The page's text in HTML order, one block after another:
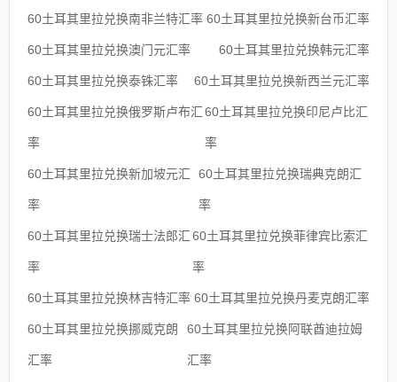
60土耳其里拉兑换南非兰特汇率 60土耳其里拉兑换新台币汇率
60土耳其里拉兑换澳门元汇率 60土耳其里拉兑换韩元汇率
60土耳其里拉兑换泰铢汇率 60土耳其里拉兑换新西兰元汇率
60土耳其里拉兑换俄罗斯卢布汇
率
60土耳其里拉兑换印尼卢比汇
率
60土耳其里拉兑换新加坡元汇
率
60土耳其里拉兑换瑞典克朗汇
率
60土耳其里拉兑换瑞士法郎汇
率
60土耳其里拉兑换菲律宾比索汇
率
60土耳其里拉兑换林吉特汇率 60土耳其里拉兑换丹麦克朗汇率
60土耳其里拉兑换挪威克朗
汇率
60土耳其里拉兑换阿联酋迪拉姆
汇率